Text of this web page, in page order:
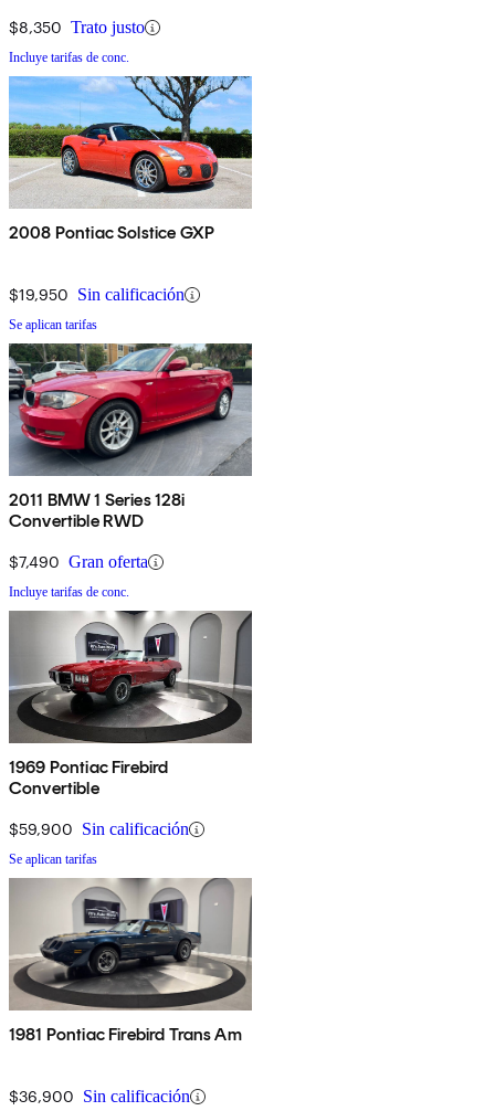
$8,350 Trato justo
Incluye tarifas de conc.
2008 Pontiac Solstice GXP
$19,950 Sin calificación
Se aplican tarifas
2011 BMW 1 Series 128i
Convertible RWD
$7,490 Gran oferta
Incluye tarifas de conc.
1969 Pontiac Firebird
Convertible
$59,900 Sin calificación
Se aplican tarifas
1981 Pontiac Firebird Trans Am
$36,900 Sin calificación